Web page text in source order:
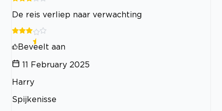
De reis verliep naar verwachting
Beveelt aan
11 February 2025
Harry
Spijkenisse